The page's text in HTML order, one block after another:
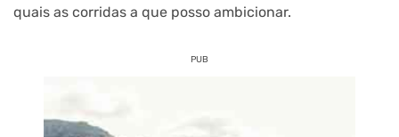
quais as corridas a que posso ambicionar.
PUB